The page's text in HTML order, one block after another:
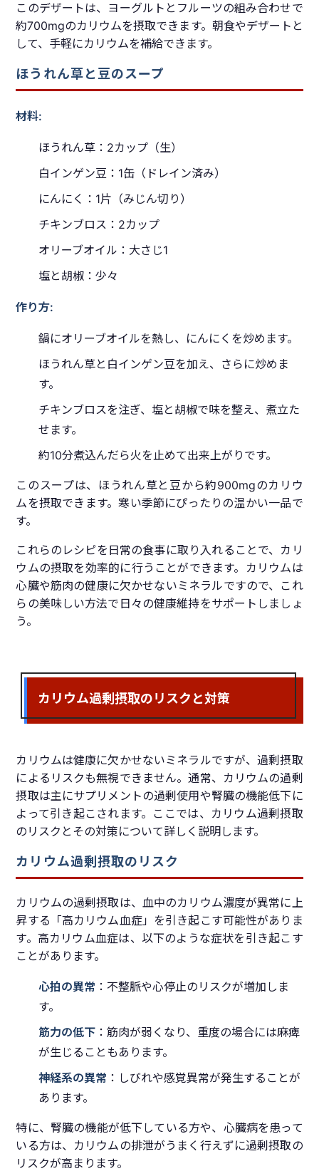
このデザートは、ヨーグルトとフルーツの組み合わせで
約700mgのカリウムを摂取できます。朝食やデザートと
して、手軽にカリウムを補給できます。
ほうれん草と豆のスープ
材料:
ほうれん草：2カップ（生）
白インゲン豆：1缶（ドレイン済み）
にんにく：1片（みじん切り）
チキンブロス：2カップ
オリーブオイル：大さじ1
塩と胡椒：少々
作り方:
鍋にオリーブオイルを熱し、にんにくを炒めます。
ほうれん草と白インゲン豆を加え、さらに炒めま
す。
チキンブロスを注ぎ、塩と胡椒で味を整え、煮立た
せます。
約10分煮込んだら火を止めて出来上がりです。
このスープは、ほうれん草と豆から約900mgのカリウ
ムを摂取できます。寒い季節にぴったりの温かい一品で
す。
これらのレシピを日常の食事に取り入れることで、カリ
ウムの摂取を効率的に行うことができます。カリウムは
心臓や筋肉の健康に欠かせないミネラルですので、これ
らの美味しい方法で日々の健康維持をサポートしましょ
う。
カリウム過剰摂取のリスクと対策
カリウムは健康に欠かせないミネラルですが、過剰摂取
によるリスクも無視できません。通常、カリウムの過剰
摂取は主にサプリメントの過剰使用や腎臓の機能低下に
よって引き起こされます。ここでは、カリウム過剰摂取
のリスクとその対策について詳しく説明します。
カリウム過剰摂取のリスク
カリウムの過剰摂取は、血中のカリウム濃度が異常に上
昇する「高カリウム血症」を引き起こす可能性がありま
す。高カリウム血症は、以下のような症状を引き起こす
ことがあります。
心拍の異常 ：不整脈や心停止のリスクが増加しま
す。
筋力の低下 ：筋肉が弱くなり、重度の場合には麻痺
が生じることもあります。
神経系の異常 ：しびれや感覚異常が発生することが
あります。
特に、腎臓の機能が低下している方や、心臓病を患って
いる方は、カリウムの排泄がうまく行えずに過剰摂取の
リスクが高まります。